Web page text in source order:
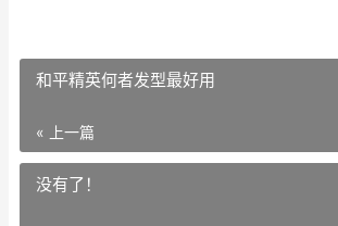
和平精英何者发型最好用
« 上一篇
没有了！